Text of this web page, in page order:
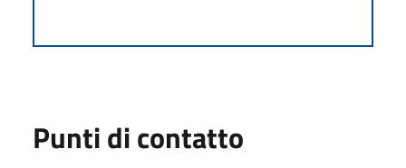
Punti di contatto